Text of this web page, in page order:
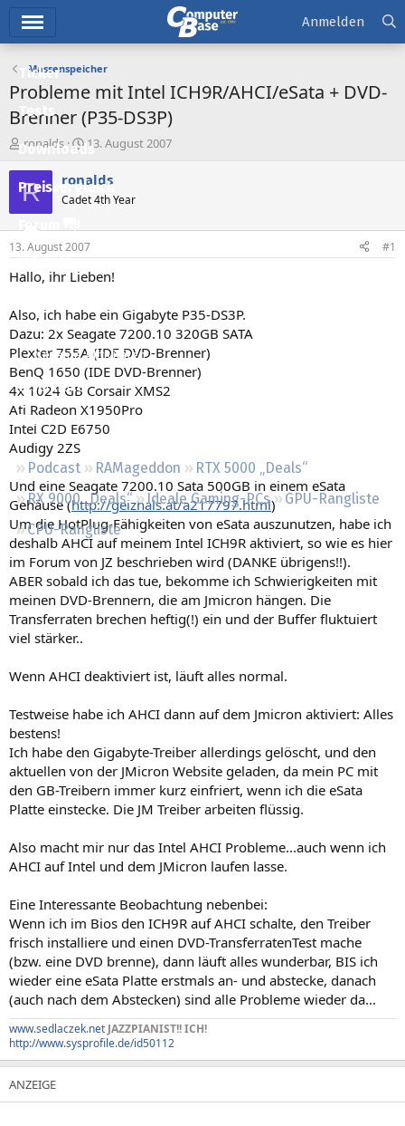
Ticker
Tests
Downloads
Preisvergleich
Forum
Aktuelles
Neue Beiträge
Neueste Aktivitäten
Leserartikel
Regeln
Podcast RAMageddon
RTX 5000 „Deals“
RX 9000 „Deals“
Ideale Gaming-PCs
GPU-Rangliste
CPU-Rangliste
Anmelden
Massenspeicher
Probleme mit Intel ICH9R/AHCI/eSata + DVD-
Brenner (P35-DS3P)
E
r
s
t
e
r
ronalds
E
r
s
e
l
t
a
13. August 2007
R ronalds
Cadet 4th Year
13. August 2007 #1
Hallo, ihr Lieben!
Also, ich habe ein Gigabyte P35-DS3P.
Dazu: 2x Seagate 7200.10 320GB SATA
Plexter 755A (IDE DVD-Brenner)
BenQ 1650 (IDE DVD-Brenner)
4x 1024 GB Corsair XMS2
Ati Radeon X1950Pro
Intel C2D E6750
Audigy 2ZS
Und eine Seagate 7200.10 Sata 500GB in einem eSata
Gehäuse (http://geizhals.at/a217797.html)
Um die HotPlug-Fähigkeiten von eSata auszunutzen, habe ich
deshalb AHCI auf meinem Intel ICH9R aktiviert, so wie es hier
im Forum von JZ beschrieben wird (DANKE übrigens!!).
ABER sobald ich das tue, bekomme ich Schwierigkeiten mit
meinen DVD-Brennern, die am Jmicron hängen. Die
Transferraten brechen heftig(!) ein und der Buffer fluktuiert
viel stärker..
Wenn AHCI deaktiviert ist, läuft alles normal.
Testweise habe ich AHCI dann auf dem Jmicron aktiviert: Alles
bestens!
Ich habe den Gigabyte-Treiber allerdings gelöscht, und den
aktuellen von der JMicron Website geladen, da mein PC mit
den GB-Treibern immer kurz einfriert, wenn ich die eSata
Platte einstecke. Die JM Treiber arbeiten flüssig.
Also macht mir nur das Intel AHCI Probleme...auch wenn ich
AHCI auf Intel und dem JMicron laufen lasse.
Eine Interessante Beobachtung nebenbei:
Wenn ich im Bios den ICH9R auf AHCI schalte, den Treiber
frisch installiere und einen DVD-TransferratenTest mache
(bzw. eine DVD brenne), dann läuft alles wunderbar, BIS ich
wieder eine eSata Platte erstmals an- und abstecke, danach
(auch nach dem Abstecken) sind alle Probleme wieder da...
www.sedlaczek.net JAZZPIANIST!! ICH!
http://www.sysprofile.de/id50112